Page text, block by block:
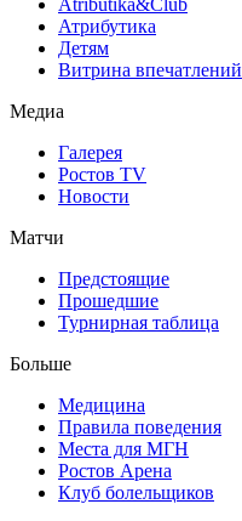
Атрибутика
Детям
Витрина впечатлений
Медиа
Галерея
Ростов TV
Новости
Матчи
Предстоящие
Прошедшие
Турнирная таблица
Больше
Медицина
Правила поведения
Места для МГН
Ростов Арена
Клуб болельщиков